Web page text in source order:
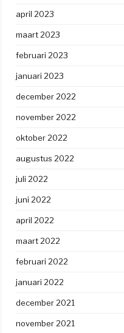
april 2023
maart 2023
februari 2023
januari 2023
december 2022
november 2022
oktober 2022
augustus 2022
juli 2022
juni 2022
april 2022
maart 2022
februari 2022
januari 2022
december 2021
november 2021